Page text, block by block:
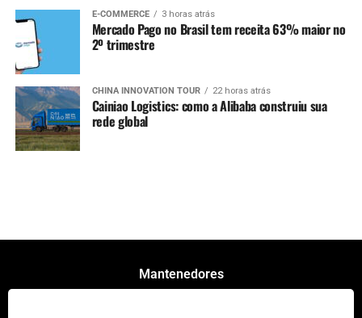
E-COMMERCE 3 horas atrás
Mercado Pago no Brasil tem receita 63% maior no
2º trimestre
CHINA INNOVATION TOUR 22 horas atrás
Cainiao Logistics: como a Alibaba construiu sua
rede global
Mantenedores